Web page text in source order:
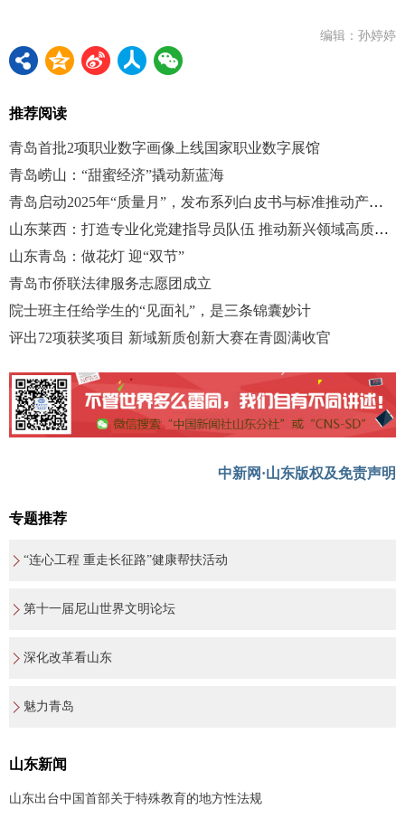
编辑：孙婷婷
推荐阅读
青岛首批2项职业数字画像上线国家职业数字展馆
青岛崂山：“甜蜜经济”撬动新蓝海
青岛启动2025年“质量月”，发布系列白皮书与标准推动产业升级
山东莱西：打造专业化党建指导员队伍 推动新兴领域高质量发展
山东青岛：做花灯 迎“双节”
青岛市侨联法律服务志愿团成立
院士班主任给学生的“见面礼”，是三条锦囊妙计
评出72项获奖项目 新域新质创新大赛在青圆满收官
中新网·山东版权及免责声明
专题推荐
“连心工程 重走长征路”健康帮扶活动
第十一届尼山世界文明论坛
深化改革看山东
魅力青岛
山东新闻
山东出台中国首部关于特殊教育的地方性法规